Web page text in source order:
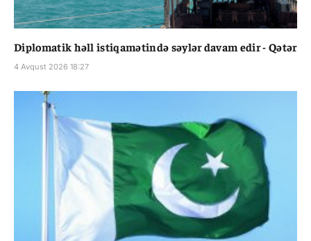
Diplomatik həll istiqamətində səylər davam edir - Qətər
4 Avqust 2026 18:27